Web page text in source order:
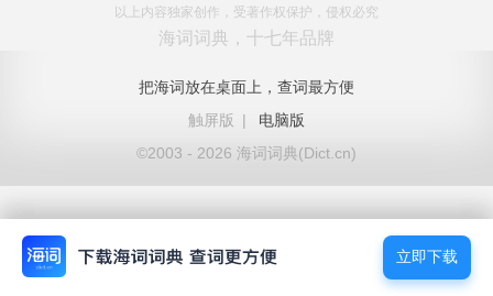
以上内容独家创作，受著作权保护，侵权必究
海词词典，十七年品牌
把海词放在桌面上，查词最方便
触屏版
|
电脑版
©2003 - 2026 海词词典(Dict.cn)
立即下载
立即下载